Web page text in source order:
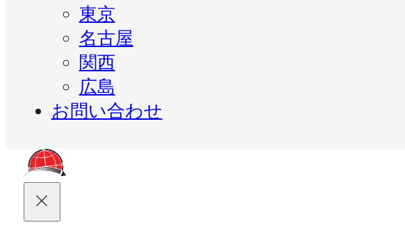
東京
名古屋
関西
広島
お問い合わせ